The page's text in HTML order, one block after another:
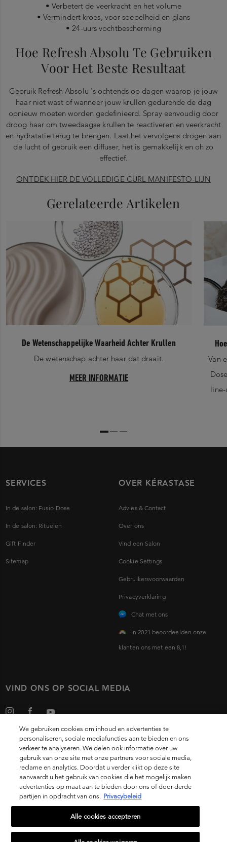
• Verbetert de veerkracht en het volume
• Vermindert kroes, voor soepelheid en glans
• 24-uurs vochtbescherming
Hoe Refresh Absolu Te Gebruiken
Voor Het Beste Resultaat
Gebruik Refresh Absolu 's ochtends op dagen waarop je jouw
haar niet wast of wanneer jouw krullen gedurende de dag
opnieuw moeten worden gedefinieerd. Spray eenvoudig door
droog haar om tweedaagse krullen te reactiveren en veerkracht
en hydratatie terug te brengen. Laat het vervolgens drogen aan
de lucht of gebruik een diffuser, het is gemakkelijk en oh zo
effectief.
ONTDEK HIER DE VOLLEDIGE CURL MANIFESTO-LIJN
Gerelateerde Artikelen
De Wetenschappelijke Waarheid Achter Krullen
De wetenschap achter haar dat draait.
MEER INFORMATIE
Van
line-
SERVICES
In de salon: Fusio-Dose
In de salon: Rituelen
Gift Finder
Sitemap
OVER KÉRASTASE
Advies & Contact
Over ons
Vind een Salon
Cookie Settings
Gebruikersvoorwaarden
Privacyverklaring
Chat met ons
In 2021 beoordeelden onze
klanten ons met een 8,1!
VIND ONS OP SOCIAL MEDIA
Choose your country
14, rue Royale 75008 PARIS
We gebruiken cookies om inhoud en advertenties te
personaliseren, sociale mediafuncties aan te bieden en ons
verkeer te analyseren. We delen ook informatie over uw
gebruik van onze site met onze partners voor sociale media,
reclame en analytics. Doordat u verder klikt op deze site
aanvaardt u het gebruik van cookies die het mogelijk maken
advertenties op maat aan te bieden door ons of door derde
partijen in opdracht van ons. Privacybeleid
Alle cookies accepteren